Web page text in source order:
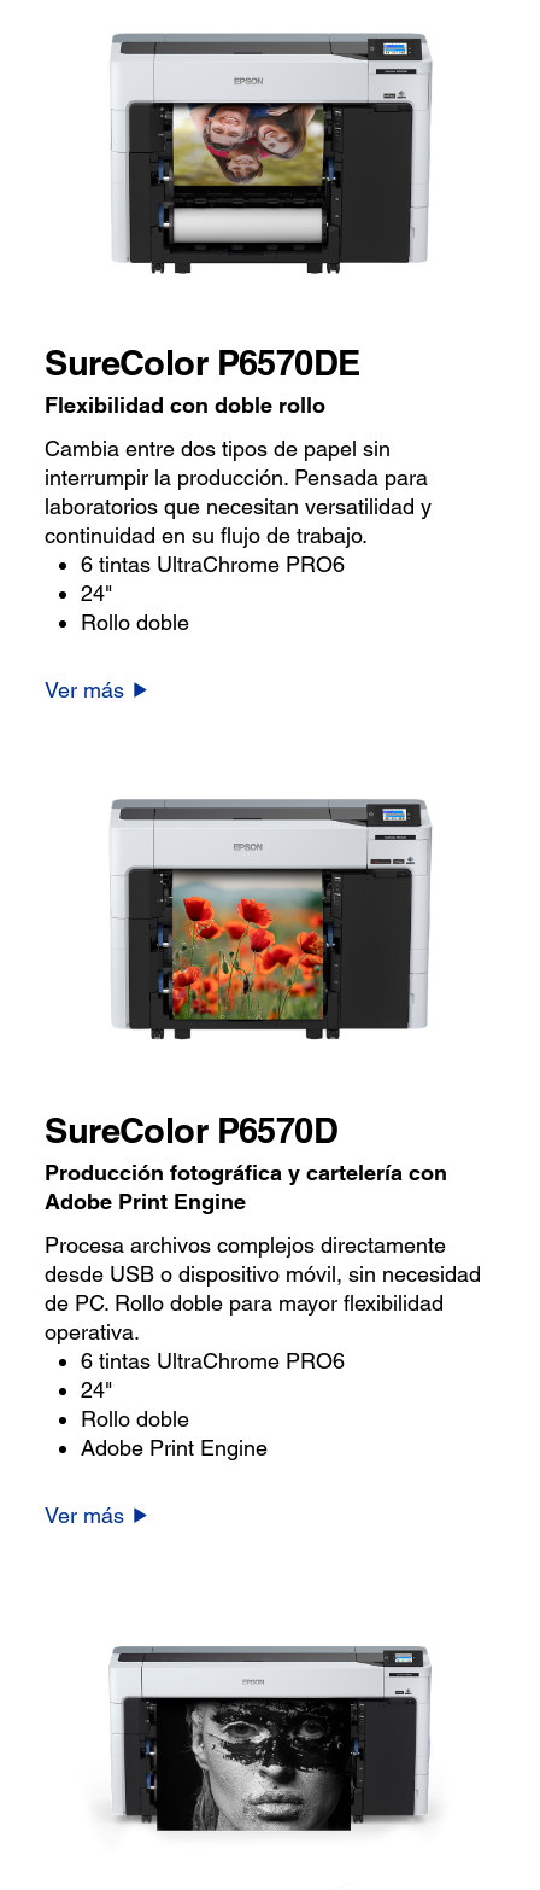
SureColor P6570DE
Flexibilidad con doble rollo
Cambia entre dos tipos de papel sin
interrumpir la producción. Pensada para
laboratorios que necesitan versatilidad y
continuidad en su flujo de trabajo.
6 tintas UltraChrome PRO6
24"
Rollo doble
Ver más
SureColor P6570D
Producción fotográfica y cartelería con
Adobe Print Engine
Procesa archivos complejos directamente
desde USB o dispositivo móvil, sin necesidad
de PC. Rollo doble para mayor flexibilidad
operativa.
6 tintas UltraChrome PRO6
24"
Rollo doble
Adobe Print Engine
Ver más